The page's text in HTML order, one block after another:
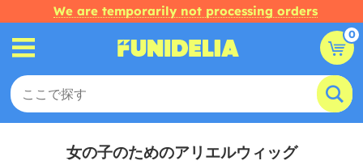
We are temporarily not processing orders
0
女の子のためのアリエルウィッグ